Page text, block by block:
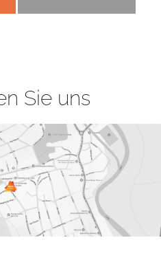
Sie uns